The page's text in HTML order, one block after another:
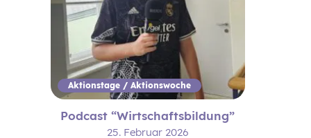
Aktionstage / Aktionswoche
Podcast “Wirtschaftsbildung”
25. Februar 2026